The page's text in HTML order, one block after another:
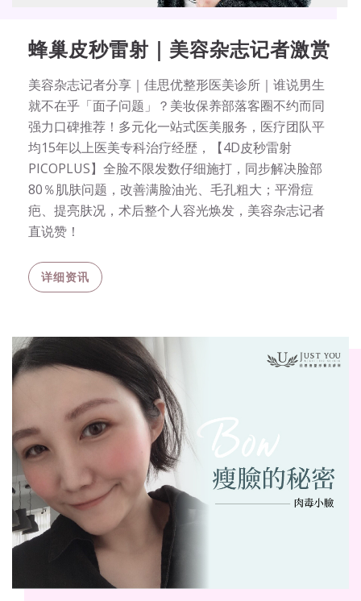
蜂巢皮秒雷射｜美容杂志记者激赏
美容杂志记者分享｜佳思优整形医美诊所｜谁说男生
就不在乎「面子问题」？美妆保养部落客圈不约而同
强力口碑推荐！多元化一站式医美服务，医疗团队平
均15年以上医美专科治疗经歴，【4D皮秒雷射
PICOPLUS】全脸不限发数仔细施打，同步解决脸部
80％肌肤问题，改善满脸油光、毛孔粗大；平滑痘
疤、提亮肤况，术后整个人容光焕发，美容杂志记者
直说赞！
详细资讯